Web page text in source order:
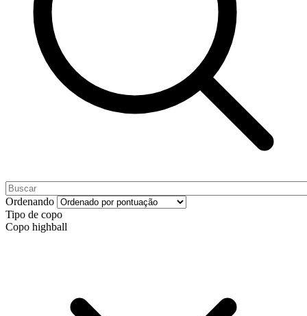
Ordenando
Tipo de copo
Copo highball